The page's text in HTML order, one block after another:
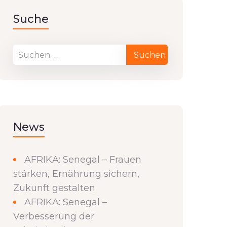
Suche
News
AFRIKA: Senegal – Frauen
stärken, Ernährung sichern,
Zukunft gestalten
AFRIKA: Senegal –
Verbesserung der